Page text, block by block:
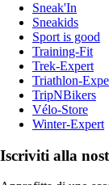
Sneak'In
Sneakids
Sport is good
Training-Fit
Trek-Expert
Triathlon-
TripNBikers
Vélo-Store
Winter-Expert
Iscriviti alla